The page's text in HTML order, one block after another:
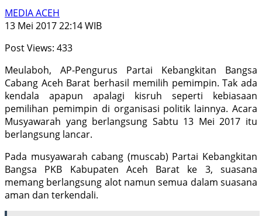
MEDIA ACEH
13 Mei 2017 22:14 WIB
Post Views: 433
Meulaboh, AP-Pengurus Partai Kebangkitan Bangsa
Cabang Aceh Barat berhasil memilih pemimpin. Tak ada
kendala apapun apalagi kisruh seperti kebiasaan
pemilihan pemimpin di organisasi politik lainnya. Acara
Musyawarah yang berlangsung Sabtu 13 Mei 2017 itu
berlangsung lancar.
Pada musyawarah cabang (muscab) Partai Kebangkitan
Bangsa PKB Kabupaten Aceh Barat ke 3, suasana
memang berlangsung alot namun semua dalam suasana
aman dan terkendali.